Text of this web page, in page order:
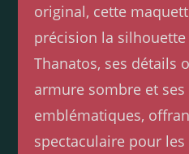
original, cette
précision la
Thanatos, ses détails
armure sombre et ses
emblématiques,
spectaculaire pour